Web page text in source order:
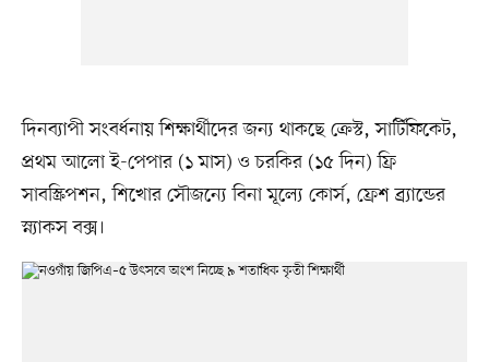
দিনব্যাপী সংবর্ধনায় শিক্ষার্থীদের জন্য থাকছে ক্রেস্ট, সার্টিফিকেট,
প্রথম আলো ই-পেপার (১ মাস) ও চরকির (১৫ দিন) ফ্রি
সাবস্ক্রিপশন, শিখোর সৌজন্যে বিনা মূল্যে কোর্স, ফ্রেশ ব্র্যান্ডের
স্ন্যাকস বক্স।